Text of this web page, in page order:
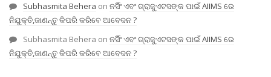
Subhasmita Behera on ନର୍ସିଂ ଏବଂ ଗ୍ରାଜୁଏଟସଙ୍କ ପାଇଁ AIIMS ରେ
ନିଯୁକ୍ତି,ଜାଣନ୍ତୁ କିପରି କରିବେ ଆବେଦନ ?
Subhasmita Behera on ନର୍ସିଂ ଏବଂ ଗ୍ରାଜୁଏଟସଙ୍କ ପାଇଁ AIIMS ରେ
ନିଯୁକ୍ତି,ଜାଣନ୍ତୁ କିପରି କରିବେ ଆବେଦନ ?